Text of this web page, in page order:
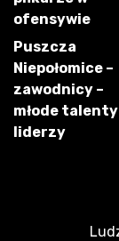
ofensywie
Puszcza
Niepołomice –
zawodnicy –
młode talenty
liderzy